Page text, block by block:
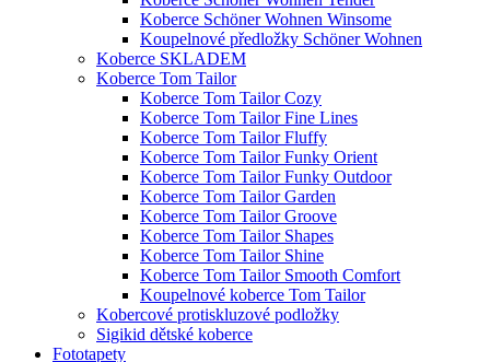
Koberce Schöner Wohnen Winsome
Koupelnové předložky Schöner Wohnen
Koberce SKLADEM
Koberce Tom Tailor
Koberce Tom Tailor Cozy
Koberce Tom Tailor Fine Lines
Koberce Tom Tailor Fluffy
Koberce Tom Tailor Funky Orient
Koberce Tom Tailor Funky Outdoor
Koberce Tom Tailor Garden
Koberce Tom Tailor Groove
Koberce Tom Tailor Shapes
Koberce Tom Tailor Shine
Koberce Tom Tailor Smooth Comfort
Koupelnové koberce Tom Tailor
Kobercové protiskluzové podložky
Sigikid dětské koberce
Fototapety